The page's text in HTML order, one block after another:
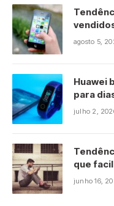
agosto 5,
Huawei
para
julho 2,
que
junho 16,